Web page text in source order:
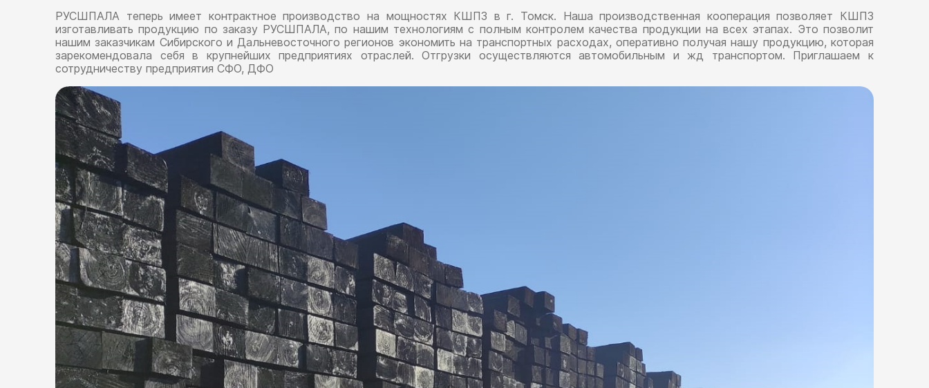
РУСШПАЛА теперь имеет контрактное производство на мощностях КШПЗ в г. Томск. Наша производственная кооперация позволяет КШПЗ
изготавливать продукцию по заказу РУСШПАЛА, по нашим технологиям с полным контролем качества продукции на всех этапах. Это позволит
нашим заказчикам Сибирского и Дальневосточного регионов экономить на транспортных расходах, оперативно получая нашу продукцию, которая
зарекомендовала себя в крупнейших предприятиях отраслей. Отгрузки осуществляются автомобильным и жд транспортом. Приглашаем к
сотрудничеству предприятия СФО, ДФО